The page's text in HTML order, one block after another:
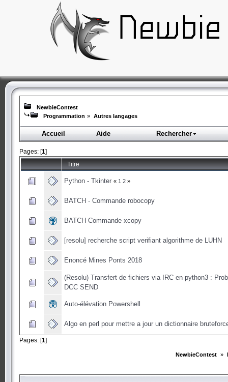
NewbieContest
Programmation » Autres langages
Accueil Aide Rechercher
Pages: [1]
Titre
Python - Tkinter « 1 2 »
BATCH - Commande robocopy
BATCH Commande xcopy
[resolu] recherche script verifiant algorithme de LUHN
Enoncé Mines Ponts 2018
(Resolu) Transfert de fichiers via IRC en python3 :
DCC SEND
Auto-élévation Powershell
Algo en perl pour mettre a jour un dictionnaire
Pages: [1]
NewbieContest »